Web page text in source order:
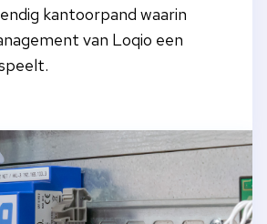
kantoorpand waarin
van Loqio een